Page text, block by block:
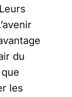
du
les